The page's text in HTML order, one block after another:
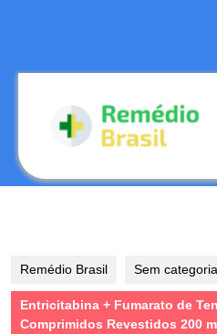
Remédio Brasil Sem categoria
Entricitabina + Fumarato de
Comprimidos Revestidos 200